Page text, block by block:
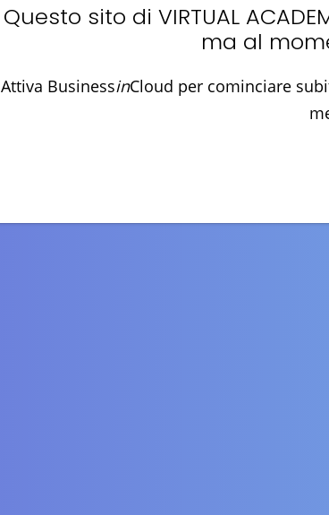
Questo sito di VIRTUAL
ma al
Attiva BusinessinCloud per cominciare